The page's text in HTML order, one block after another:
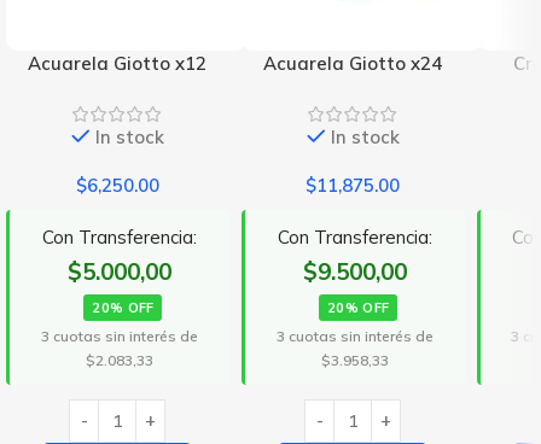
Acuarela Giotto x12
In stock
$6,250.00
Con Transferencia:
$5.000,00
20% OFF
3 cuotas sin interés de
$2.083,33
Acuarela Giotto x24
In stock
$11,875.00
Con Transferencia:
$9.500,00
20% OFF
3 cuotas sin interés de
$3.958,33
3